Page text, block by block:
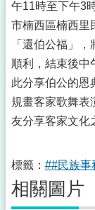
午11時至下午3
市楠西區楠西里
「還伯公福」
順利，結束後中
此分享伯公的恩
規畫客家歌舞表
友分享客家文化
標籤： ##民族事
相關圖片